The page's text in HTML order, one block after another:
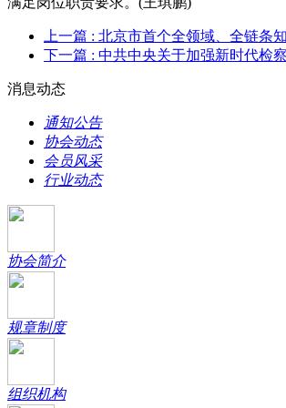
上一篇 : 北京市首个全领域、全链条
下一篇 : 中共中央关于加强新时代检
消息动态
通知公告
协会动态
会员风采
行业动态
协会简介
规章制度
组织机构